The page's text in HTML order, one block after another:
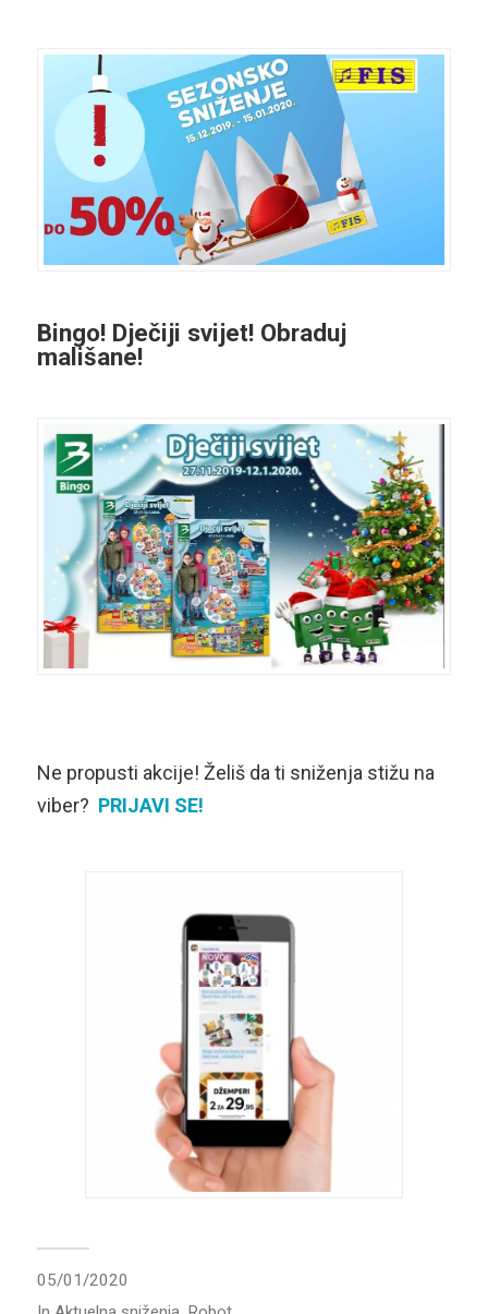
Bingo! Dječiji svijet! Obraduj
mališane!
Ne propusti akcije! Želiš da ti sniženja stižu na
viber? PRIJAVI SE!
05/01/2020